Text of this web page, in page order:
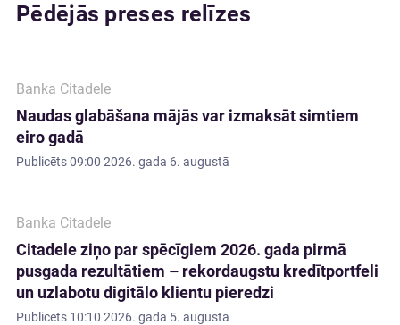
Pēdējās preses relīzes
Banka Citadele
Naudas glabāšana mājās var izmaksāt simtiem
eiro gadā
Publicēts09:00 2026. gada 6. augustā
Banka Citadele
Citadele ziņo par spēcīgiem 2026. gada pirmā
pusgada rezultātiem – rekordaugstu kredītportfeli
un uzlabotu digitālo klientu pieredzi
Publicēts 10:10 2026. gada 5. augustā